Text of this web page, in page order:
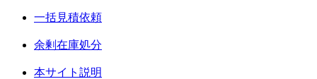
一括見積依頼
余剰在庫処分
本サイト説明